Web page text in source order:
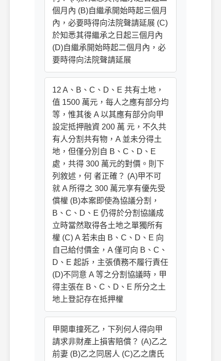
個月內 (B)自繼承開始時起三個月
內，必要時得向法院聲請延展 (C)
於知悉其得繼承之日起三個月內
(D)自繼承開始時起二個月內，必
要時得向法院聲請延展
12 A、B、C、D、E 共有土地，
值 1500 萬元，每人之應有部分均
等，惟其後 A 以其應有部分向甲
設定抵押融資 200 萬 元，不久共
有人分割共有物，A 並未分得土
地，但僅分別自 B、C、D、E
處，共得 300 萬元的對價。則下
列敘述，何 者正確？ (A)甲不可
就 A 所得之 300 萬元享有優先受
償權 (B)本案即使為協議分割，
B、C、D、E 仍得於分割協議成
立時當然取得各土地之單獨所有
權 (C) A 若未由 B、C、D、E 向
自己給付價金，A 僅可向 B、C、
D、E 起訴，主張債務不履行責任
(D)不同意 A 等之分割協議時，甲
得主張在 B、C、D、E 所分之土
地上登記存在抵押權
甲開車撞死乙，下列何人得向甲
請求非財產上損害賠償？ (A)乙之
前妻 (B)乙之同居人 (C)乙之唐氏